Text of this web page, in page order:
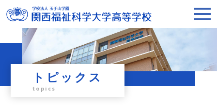
トピックス
topics